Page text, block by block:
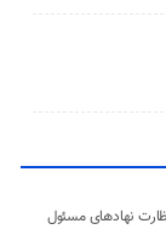
نهادهای مسئول